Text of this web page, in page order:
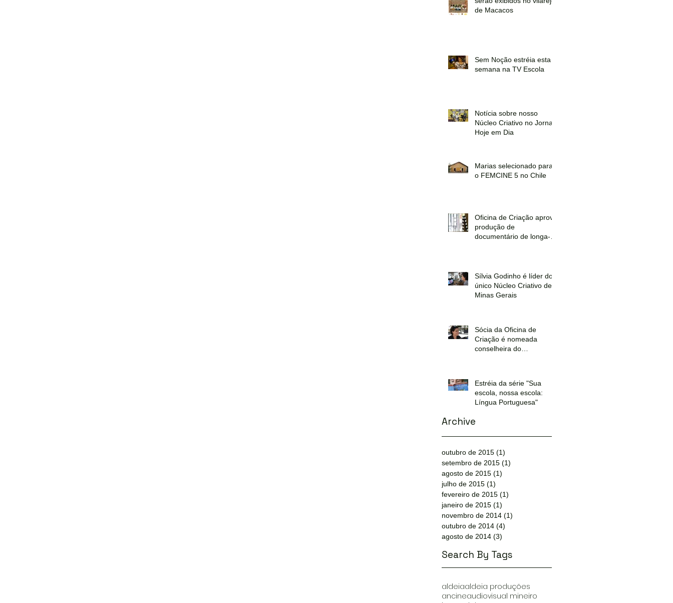
de Macacos
Sem Noção estréia esta
semana na TV Escola
Notícia sobre nosso
Núcleo Criativo no Jornal
Hoje em Dia
Marias selecionado para
o FEMCINE 5 no Chile
Oficina de Criação aprova
produção de
documentário de longa-
Sílvia Godinho é líder do
único Núcleo Criativo de
Minas Gerais
Sócia da Oficina de
Criação é nomeada
conselheira do
Estréia da série "Sua
escola, nossa escola:
Língua Portuguesa"
Archive
outubro de 2015 (1)
setembro de 2015 (1)
agosto de 2015 (1)
julho de 2015 (1)
fevereiro de 2015 (1)
janeiro de 2015 (1)
novembro de 2014 (1)
outubro de 2014 (4)
agosto de 2014 (3)
Search By Tags
aldeiaaldeia produções
ancineaudiovisual mineiro